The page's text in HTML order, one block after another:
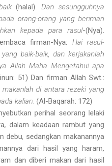
(halal).Dan sesungguhnya
orang-orang yang beriman
kepada para rasul-(Nya).
firman-Nya: Hai rasul-
baik-baik, dan kerjakanlah
Allah Maha Mengetahui apa
51) Dan firman Allah Swt.:
di antara rezeki yang
kalian. (Al-Baqarah: 172)
perihal seorang lelaki
dalam keadaan rambut yang
debu, sedangkan makanannya
dari hasil yang haram,
dan diberi makan dari hasil